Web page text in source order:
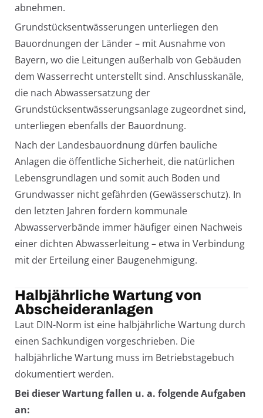
abnehmen.
Grundstücksentwässerungen unterliegen den
Bauordnungen der Länder – mit Ausnahme von
Bayern, wo die Leitungen außerhalb von Gebäuden
dem Wasserrecht unterstellt sind. Anschlusskanäle,
die nach Abwassersatzung der
Grundstücksentwässerungsanlage zugeordnet sind,
unterliegen ebenfalls der Bauordnung.
Nach der Landesbauordnung dürfen bauliche
Anlagen die öffentliche Sicherheit, die natürlichen
Lebensgrundlagen und somit auch Boden und
Grundwasser nicht gefährden (Gewässerschutz). In
den letzten Jahren fordern kommunale
Abwasserverbände immer häufiger einen Nachweis
einer dichten Abwasserleitung – etwa in Verbindung
mit der Erteilung einer Baugenehmigung.
Halbjährliche Wartung von
Abscheideranlagen
Laut DIN-Norm ist eine halbjährliche Wartung durch
einen Sachkundigen vorgeschrieben. Die
halbjährliche Wartung muss im Betriebstagebuch
dokumentiert werden.
Bei dieser Wartung fallen u. a. folgende Aufgaben
an: